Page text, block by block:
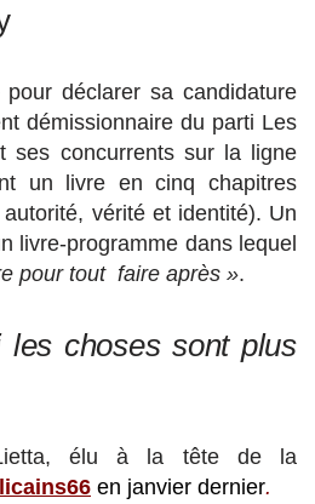
pour déclarer sa candidature
démissionnaire du parti Les
ses concurrents sur la ligne
un livre en cinq chapitres
vérité et identité). Un
livre-programme dans lequel
pour tout faire après ».
les choses sont plus
élu à la tête de la
en janvier dernier.